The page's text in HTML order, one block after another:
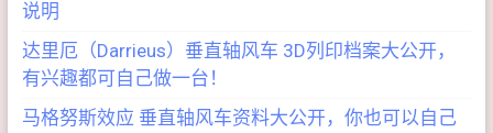
说明
达里厄（Darrieus）垂直轴风车 3D列印档案大公开，
有兴趣都可自己做一台！
马格努斯效应 垂直轴风车资料大公开，你也可以自己